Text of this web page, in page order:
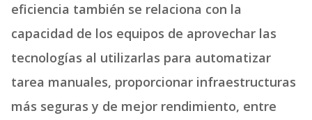
eficiencia también se relaciona con la
capacidad de los equipos de aprovechar las
tecnologías al utilizarlas para automatizar
tarea manuales, proporcionar infraestructuras
más seguras y de mejor rendimiento, entre